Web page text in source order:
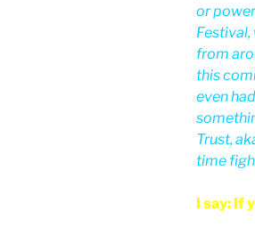
or
from
this
even
Trust,
time
I say: If